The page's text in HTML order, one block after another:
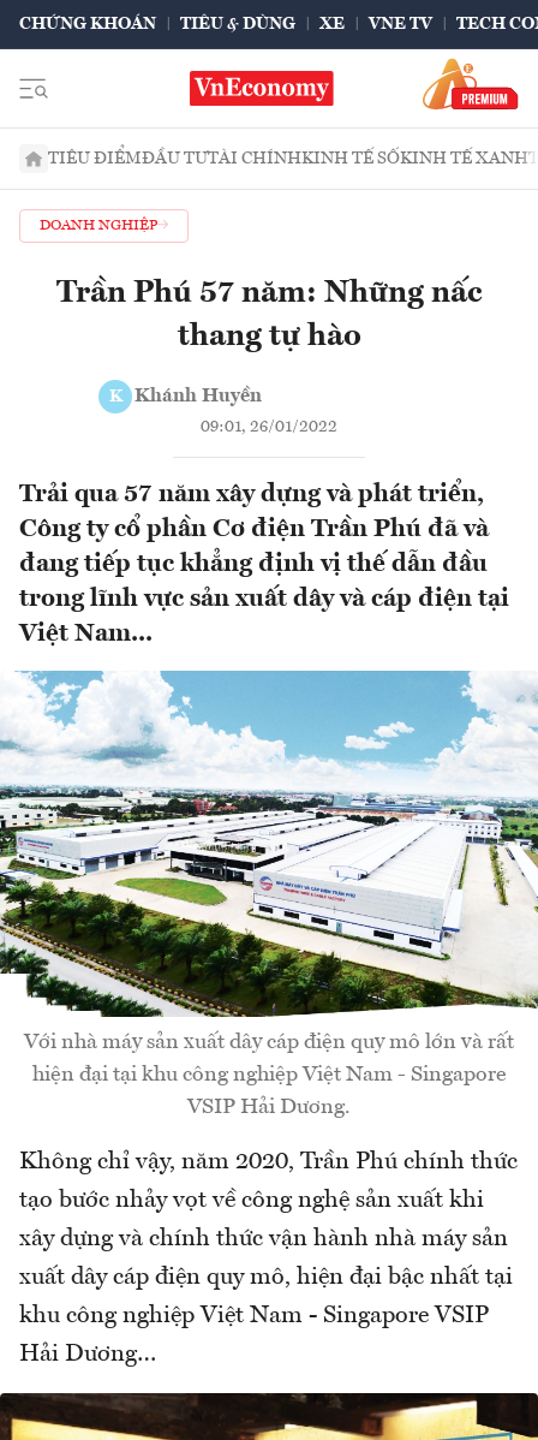
CHỨNG KHOÁN TIÊU & DÙNG XE VNE TV TECH
TIÊU ĐIỂMĐẦU TƯTÀI CHÍNHKINH TẾ SỐKINH TẾ XANH
DOANH NGHIỆP
Trần Phú 57 năm: Những nấc
thang tự hào
K Khánh Huyền
09:01, 26/01/2022
Trải qua 57 năm xây dựng và phát triển,
Công ty cổ phần Cơ điện Trần Phú đã và
đang tiếp tục khẳng định vị thế dẫn đầu
trong lĩnh vực sản xuất dây và cáp điện tại
Việt Nam...
Với nhà máy sản xuất dây cáp điện quy mô lớn và rất
hiện đại tại khu công nghiệp Việt Nam - Singapore
VSIP Hải Dương.
Không chỉ vậy, năm 2020, Trần Phú chính thức
tạo bước nhảy vọt về công nghệ sản xuất khi
xây dựng và chính thức vận hành nhà máy sản
xuất dây cáp điện quy mô, hiện đại bậc nhất tại
khu công nghiệp Việt Nam - Singapore VSIP
Hải Dương…